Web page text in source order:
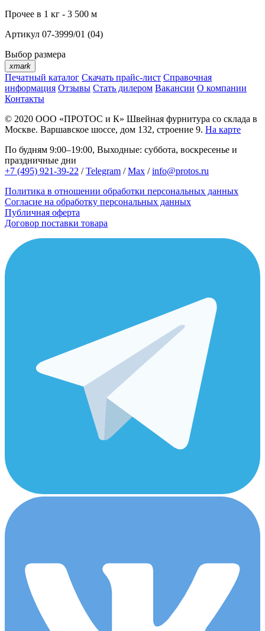
Прочее в 1 кг - 3 500 м
Артикул 07-3999/01 (04)
Выбор размера
xmark
Печатный каталог Скачать прайс-лист Справочная
информация Отзывы Стать дилером Вакансии О компании
Контакты
© 2020 ООО «ПРОТОС и К» Швейная фурнитура со склада в
Москве. Варшавское шоссе, дом 132, строение 9. На карте
По будням 9:00–19:00, Выходные: суббота, воскресенье и
праздничные дни
+7 (495) 921-39-22 /Telegram /Max /info@protos.ru
Политика в отношении обработки персональных данных
Согласие на обработку персональных данных
Публичная оферта
Договор поставки товара